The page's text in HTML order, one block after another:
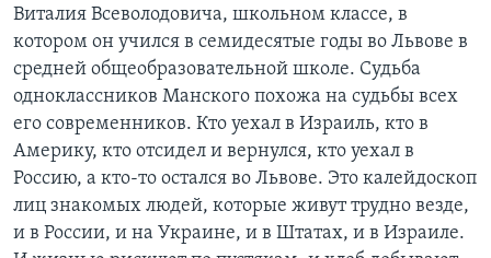
Виталия Всеволодовича, школьном классе, в
котором он учился в семидесятые годы во Львове в
средней общеобразовательной школе. Судьба
одноклассников Манского похожа на судьбы всех
его современников. Кто уехал в Израиль, кто в
Америку, кто отсидел и вернулся, кто уехал в
Россию, а кто-то остался во Львове. Это калейдоскоп
лиц знакомых людей, которые живут трудно везде,
и в России, и на Украине, и в Штатах, и в Израиле.